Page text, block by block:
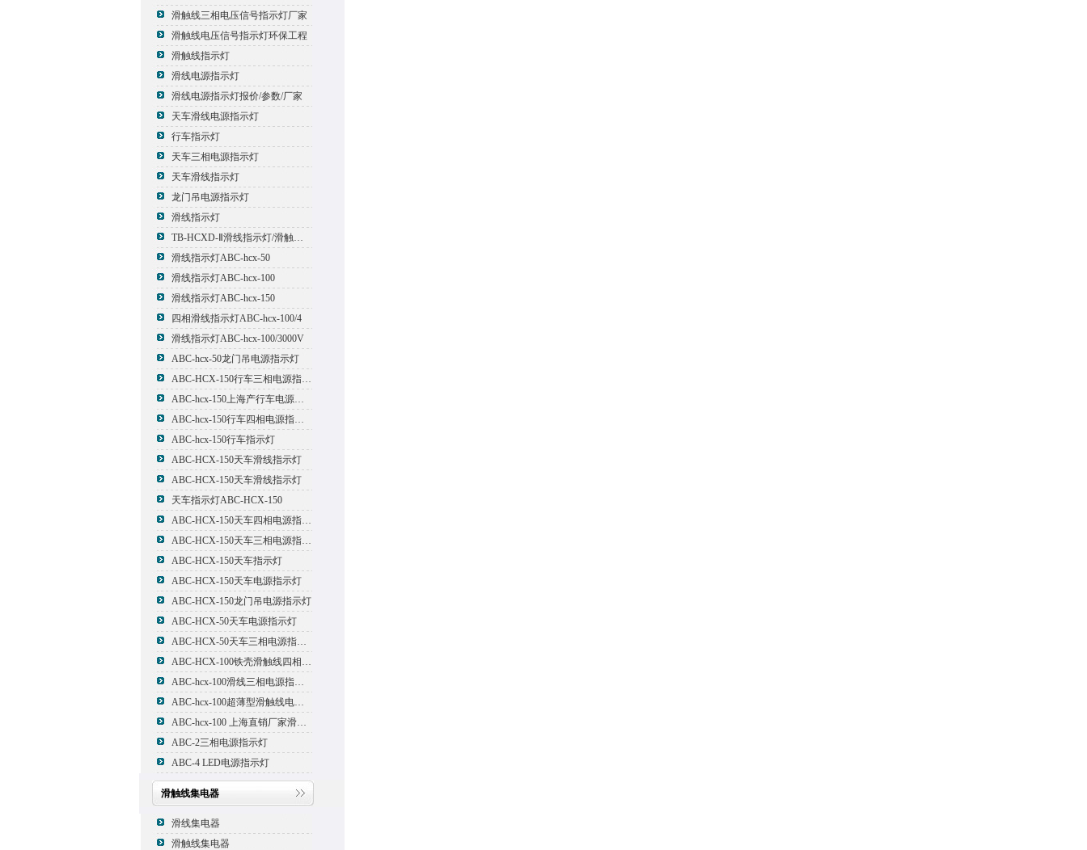
滑触线三相电压信号指示灯厂家
滑触线电压信号指示灯环保工程
滑触线指示灯
滑线电源指示灯
滑线电源指示灯报价/参数/厂家
天车滑线电源指示灯
行车指示灯
天车三相电源指示灯
天车滑线指示灯
龙门吊电源指示灯
滑线指示灯
TB-HCXD-Ⅱ滑线指示灯/滑触线指示灯
滑线指示灯ABC-hcx-50
滑线指示灯ABC-hcx-100
滑线指示灯ABC-hcx-150
四相滑线指示灯ABC-hcx-100/4
滑线指示灯ABC-hcx-100/3000V
ABC-hcx-50龙门吊电源指示灯
ABC-HCX-150行车三相电源指示灯
ABC-hcx-150上海产行车电源指示灯
ABC-hcx-150行车四相电源指示灯
ABC-hcx-150行车指示灯
ABC-HCX-150天车滑线指示灯
ABC-HCX-150天车滑线指示灯
天车指示灯ABC-HCX-150
ABC-HCX-150天车四相电源指示灯
ABC-HCX-150天车三相电源指示灯
ABC-HCX-150天车指示灯
ABC-HCX-150天车电源指示灯
ABC-HCX-150龙门吊电源指示灯
ABC-HCX-50天车电源指示灯
ABC-HCX-50天车三相电源指示灯
ABC-HCX-100铁壳滑触线四相电源指示灯
ABC-hcx-100滑线三相电源指示灯
ABC-hcx-100超薄型滑触线电源指示灯
ABC-hcx-100 上海直销厂家滑触线指示灯
ABC-2三相电源指示灯
ABC-4 LED电源指示灯
滑触线集电器
滑线集电器
滑触线集电器